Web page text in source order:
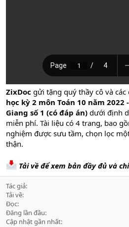
ZixDoc gửi tặng quý thầy cô và các
học kỳ 2 môn Toán 10 năm 2022
Giang số 1 (có đáp án) dưới định
miễn phí. Tài liệu có 4 trang, bao
nghiệm được sưu tầm, chọn lọc
thận.
Tải về để xem bản đầy đủ và
Tác giả
Tải về
Đọc
Đăng lần đầu
Cập nhật gần nhất